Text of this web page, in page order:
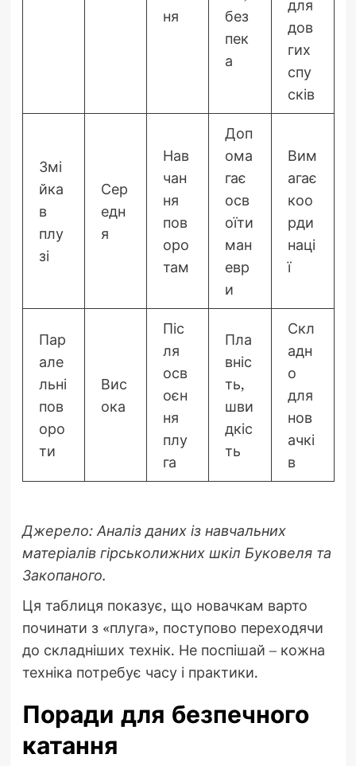
ня
без
пек
а
для
дов
гих
спу
сків
Змі
йка
в
плу
зі
Сер
едн
я
Нав
чан
ня
пов
оро
там
Доп
ома
гає
осв
оїти
ман
евр
и
Вим
агає
коо
рди
наці
ї
Пар
але
льні
пов
оро
ти
Вис
ока
Піс
ля
осв
оєн
ня
плу
га
Пла
вніс
ть,
шви
дкіс
ть
Скл
адн
о
для
нов
ачкі
в
Джерело: Аналіз даних із навчальних
матеріалів гірськолижних шкіл Буковеля та
Закопаного.
Ця таблиця показує, що новачкам варто
починати з «плуга», поступово переходячи
до складніших технік. Не поспішай – кожна
техніка потребує часу і практики.
Поради для безпечного
катання